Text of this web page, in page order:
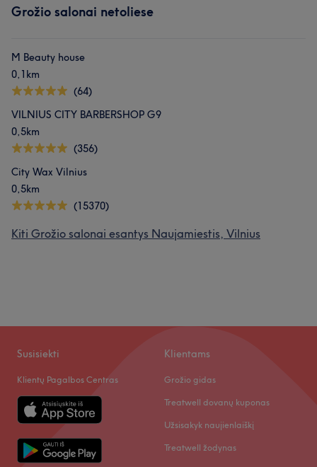
Aukštos kvalifikacijos 10 Išmanantis darbą 6
Grožio salonai netoliese
M Beauty house
0,1km
(64)
VILNIUS CITY BARBERSHOP G9
0,5km
(356)
City Wax Vilnius
0,5km
(15370)
Kiti Grožio salonai esantys Naujamiestis, Vilnius
Susisiekti
Klientų Pagalbos Centras
Klientams
Grožio gidas
Treatwell dovanų kuponas
Užsisakyk naujienlaiškį
Treatwell žodynas